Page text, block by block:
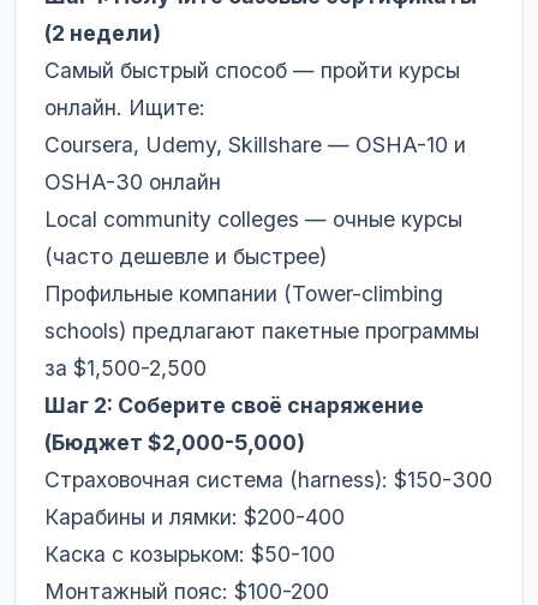
(2 недели)
Самый быстрый способ — пройти курсы
онлайн. Ищите:
Coursera, Udemy, Skillshare — OSHA-10 и
OSHA-30 онлайн
Local community colleges — очные курсы
(часто дешевле и быстрее)
Профильные компании (Tower-climbing
schools) предлагают пакетные программы
за $1,500-2,500
Шаг 2: Соберите своё снаряжение
(Бюджет $2,000-5,000)
Страховочная система (harness): $150-300
Карабины и лямки: $200-400
Каска с козырьком: $50-100
Монтажный пояс: $100-200